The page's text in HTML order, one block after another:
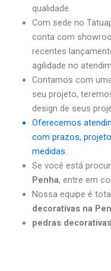
qualidade.
Com sede no
conta com
recentes
agilidade no
Contamos com
seu projeto,
design de seus
Oferecemos
com prazos,
medidas.
Se você está
Penha, entre em
Nossa equipe é
decorativas na
pedras